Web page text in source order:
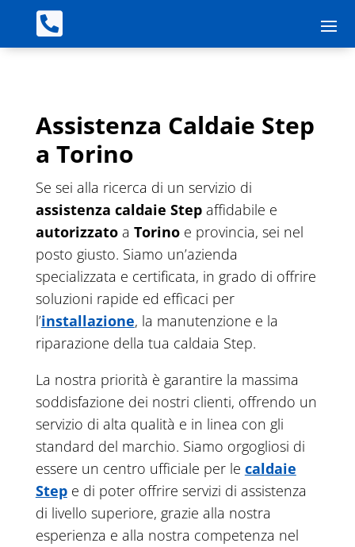

Assistenza Caldaie Step
a Torino
Se sei alla ricerca di un servizio di
assistenza caldaie Stepaffidabile e
autorizzatoa Torinoe provincia, sei nel
posto giusto. Siamo un’azienda
specializzata e certificata, in grado di offrire
soluzioni rapide ed efficaci per
l’installazione, la manutenzione e la
riparazione della tua caldaia Step.
La nostra priorità è garantire la massima
soddisfazione dei nostri clienti, offrendo un
servizio di alta qualità e in linea con gli
standard del marchio. Siamo orgogliosi di
essere un centro ufficiale per le caldaie
Stepe di poter offrire servizi di assistenza
di livello superiore, grazie alla nostra
esperienza e alla nostra competenza nel